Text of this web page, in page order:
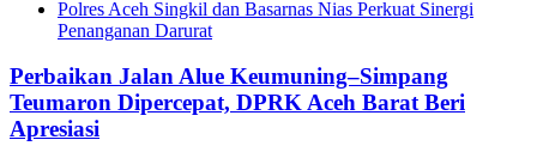
Polres Aceh Singkil dan Basarnas Nias Perkuat Sinergi
Penanganan Darurat
Perbaikan Jalan Alue Keumuning–Simpang
Teumaron Dipercepat, DPRK Aceh Barat Beri
Apresiasi